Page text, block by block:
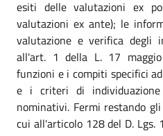
esiti delle valutazioni ex
valutazioni ex ante); le
valutazione e verifica degli
all'art. 1 della L. 17
funzioni e i compiti specifici
e i criteri di
nominativi. Fermi restando
cui all'articolo 128 del D.